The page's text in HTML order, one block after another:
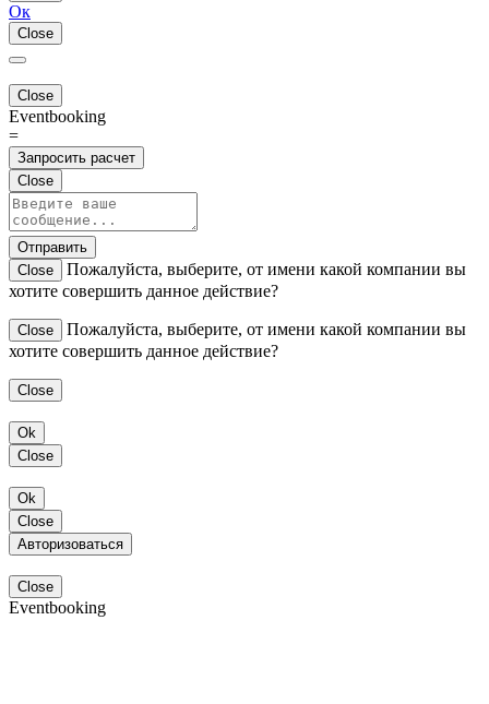
Ок
Close
Close
Eventbooking
=
Запросить расчет
Close
Отправить
Close
Пожалуйста, выберите, от имени какой компании вы
хотите совершить данное действие?
Close
Пожалуйста, выберите, от имени какой компании вы
хотите совершить данное действие?
Close
Ok
Close
Ok
Close
Авторизоваться
Close
Eventbooking